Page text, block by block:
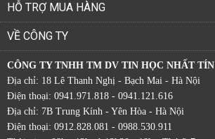
HỖ TRỢ MUA HÀNG
VỀ CÔNG TY
CÔNG TY TNHH TM DV TIN HỌC NHẤT TÍN
Địa chỉ: 18 Lê Thanh Nghị - Bạch Mai - Hà Nội
Điện thoại: 0941.971.818 - 0941.121.616
Địa chỉ: 7B Trung Kính - Yên Hòa - Hà Nội
Điện thoại: 0912.828.081 - 0988.530.911